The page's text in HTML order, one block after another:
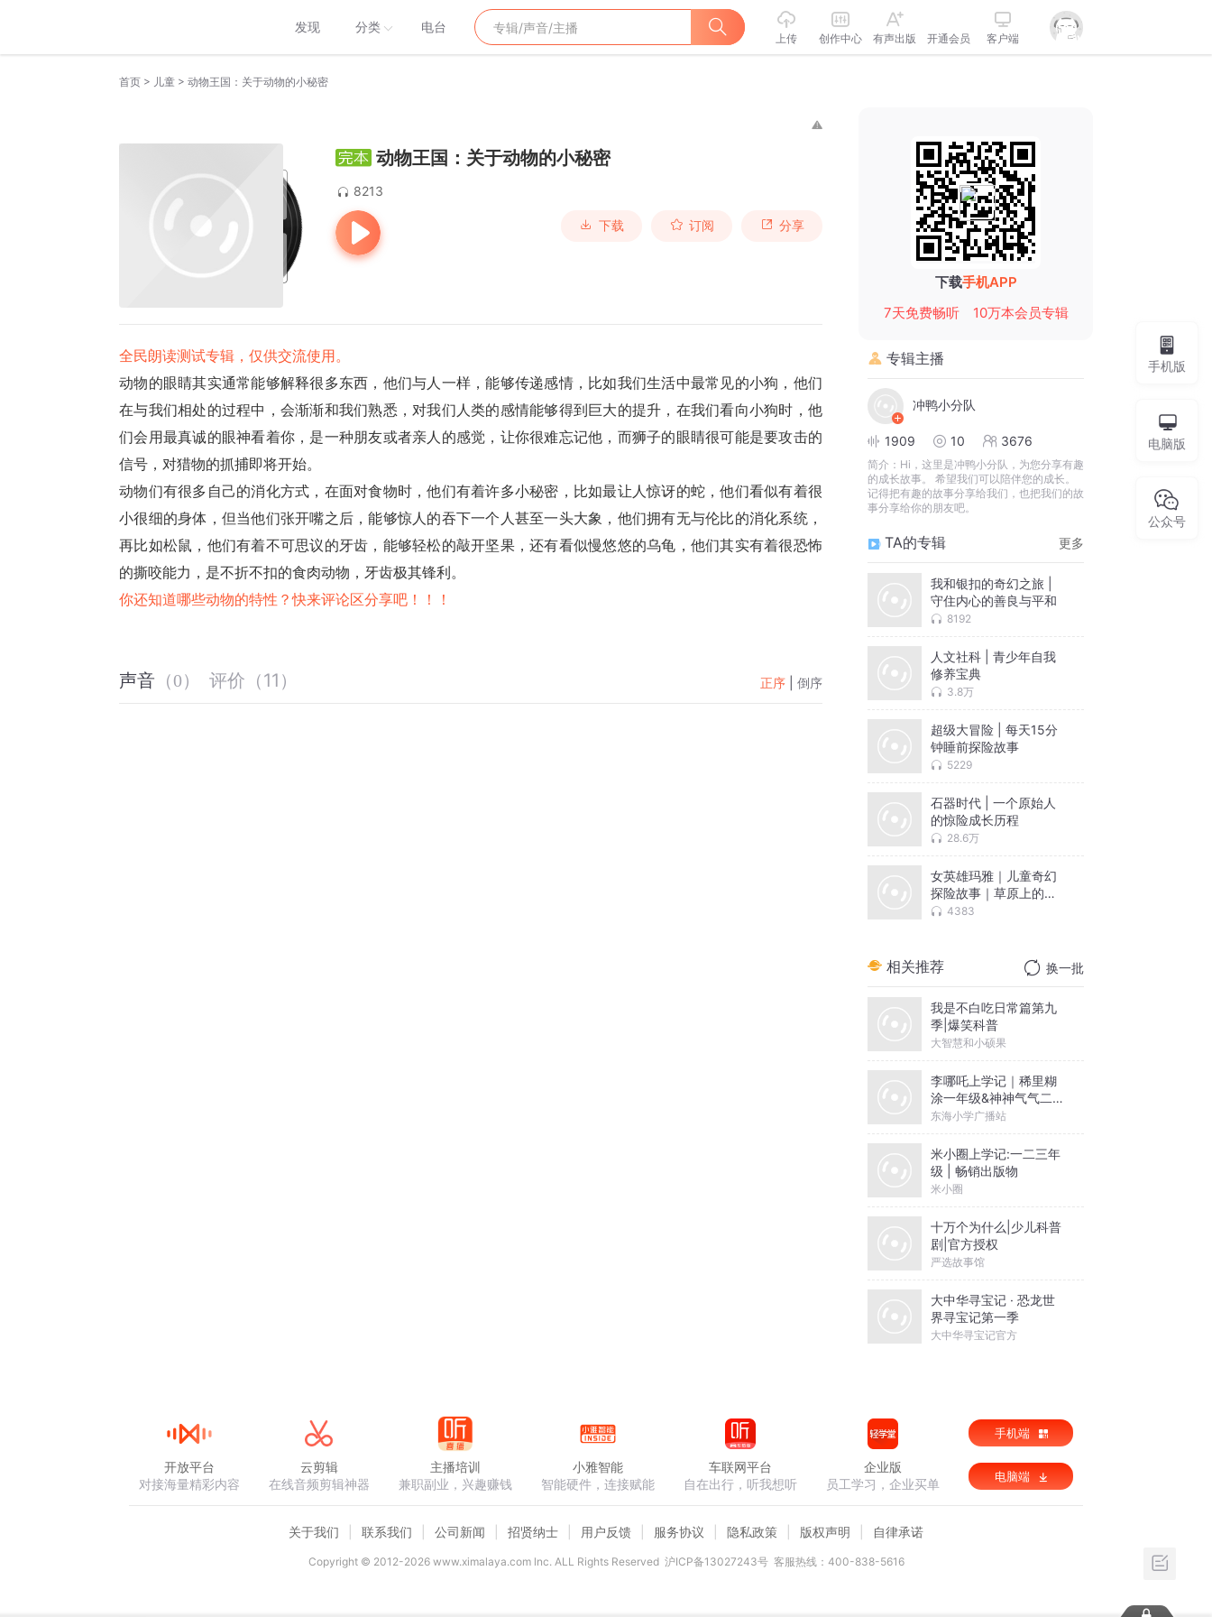
发现 分类 电台
上传 创作中心 有声出版 开通会员 客户端
首页 > 儿童 > 动物王国：关于动物的小秘密
动物王国：关于动物的小秘密
8213
下载 订阅 分享
全民朗读测试专辑，仅供交流使用。
动物的眼睛其实通常能够解释很多东西，他们与人一样，能够传递感情，比如我们生活中最常见的小狗，他们
在与我们相处的过程中，会渐渐和我们熟悉，对我们人类的感情能够得到巨大的提升，在我们看向小狗时，他
们会用最真诚的眼神看着你，是一种朋友或者亲人的感觉，让你很难忘记他，而狮子的眼睛很可能是要攻击的
信号，对猎物的抓捕即将开始。
动物们有很多自己的消化方式，在面对食物时，他们有着许多小秘密，比如最让人惊讶的蛇，他们看似有着很
小很细的身体，但当他们张开嘴之后，能够惊人的吞下一个人甚至一头大象，他们拥有无与伦比的消化系统，
再比如松鼠，他们有着不可思议的牙齿，能够轻松的敲开坚果，还有看似慢悠悠的乌龟，他们其实有着很恐怖
的撕咬能力，是不折不扣的食肉动物，牙齿极其锋利。
你还知道哪些动物的特性？快来评论区分享吧！！！
声音 （0） 评价 （11 ） 正序 倒序
下载手机APP
7天免费畅听
10万本会员专辑
专辑主播
冲鸭小分队
1909 10 3676
简介： Hi，这里是冲鸭小分队，为您分享有趣
的成长故事。 希望我们可以陪伴您的成长。
记得把有趣的故事分享给我们，也把我们的故
事分享给你的朋友吧。
TA的专辑 更多
我和银扣的奇幻之旅 |
守住内心的善良与平和
8192
人文社科 | 青少年自我
修养宝典
3.8万
超级大冒险 | 每天15分
钟睡前探险故事
5229
石器时代 | 一个原始人
的惊险成长历程
28.6万
女英雄玛雅｜儿童奇幻
探险故事｜草原上的传
奇 4383
相关推荐 换一批
我是不白吃日常篇第九
季|爆笑科普
大智慧和小硕果
李哪吒上学记｜稀里糊
涂一年级&神神气气二年
级
东海小学广播站
米小圈上学记:一二三年
级 | 畅销出版物
米小圈
十万个为什么|少儿科普
剧|官方授权
严选故事馆
大中华寻宝记 · 恐龙世
界寻宝记第一季
大中华寻宝记官方
手机版
电脑版
公众号
开放平台
对接海量精彩内容
云剪辑
在线音频剪辑神器
主播培训
兼职副业，兴趣赚钱
小雅智能
智能硬件，连接赋能
车联网平台
自在出行，听我想听
企业版
员工学习，企业买单
手机端
电脑端
关于我们 联系我们 公司新闻 招贤纳士 用户反馈 服务协议 隐私政策 版权声明 自律承诺
Copyright © 2012-2026www.ximalaya.com lnc. ALL Rights Reserved 沪ICP备13027243号 客服热线：400-838-5616